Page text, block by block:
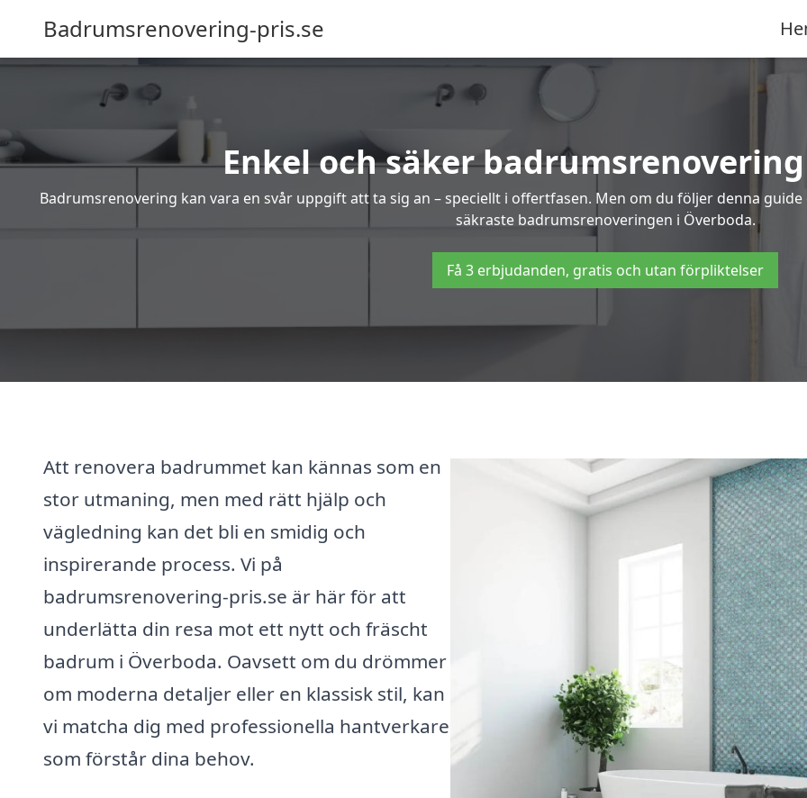
Badrumsrenovering-pris.se
Enkel och säker
Badrumsrenovering kan vara en svår uppgift att ta sig an – speciellt i offertfasen. Men om du följer denna
säkraste badrumsrenoveringen i Överboda.
Få 3 erbjudanden, gratis och utan förpliktelser
Att renovera badrummet kan kännas som en
stor utmaning, men med rätt hjälp och
vägledning kan det bli en smidig och
inspirerande process. Vi på
badrumsrenovering-pris.se är här för att
underlätta din resa mot ett nytt och fräscht
badrum i Överboda. Oavsett om du drömmer
om moderna detaljer eller en klassisk stil, kan
vi matcha dig med professionella hantverkare
som förstår dina behov.